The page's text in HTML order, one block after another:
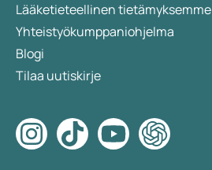
Lääketieteellinen tietämyksemme
Yhteistyökumppaniohjelma
Blogi
Tilaa uutiskirje